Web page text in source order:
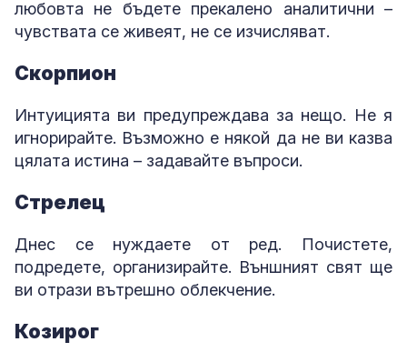
любовта не бъдете прекалено аналитични –
чувствата се живеят, не се изчисляват.
Скорпион
Интуицията ви предупреждава за нещо. Не я
игнорирайте. Възможно е някой да не ви казва
цялата истина – задавайте въпроси.
Стрелец
Днес се нуждаете от ред. Почистете,
подредете, организирайте. Външният свят ще
ви отрази вътрешно облекчение.
Козирог